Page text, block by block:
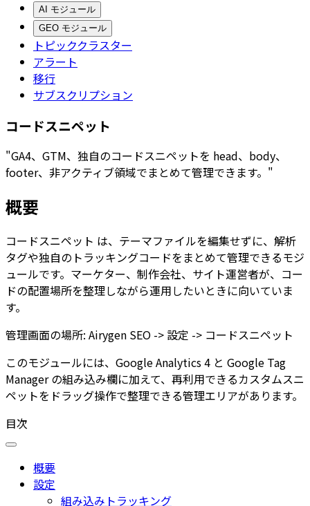
AI モジュール
GEO モジュール
トピッククラスター
アラート
移行
サブスクリプション
コードスニペット
"GA4、GTM、独自のコードスニペットを head、body、
footer、非アクティブ領域でまとめて管理できます。"
概要
コードスニペット は、テーマファイルを編集せずに、解析
タグや独自のトラッキングコードをまとめて管理できるモジ
ュールです。マーケター、制作会社、サイト運営者が、コー
ドの配置場所を整理しながら運用したいときに向いていま
す。
管理画面の場所: Airygen SEO -> 設定 -> コードスニペット
このモジュールには、 Google Analytics 4 と Google Tag
Managerの組み込み欄に加えて、再利用できるカスタムスニ
ペットをドラッグ操作で整理できる管理エリアがあります。
目次
概要
設定
組み込みトラッキング